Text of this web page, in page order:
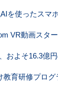
を使ったスマ
VR動画スタ
およそ16.3億
育研修プロ